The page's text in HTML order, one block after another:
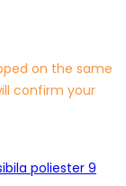
on the same
confirm your